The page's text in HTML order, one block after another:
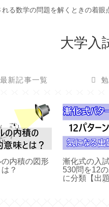
る数学の問題を解くときの着
大学入
最新記事一覧
内積の図形
？
漸化式の入
530問を12
に分類【出